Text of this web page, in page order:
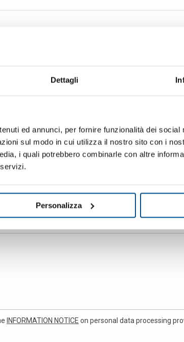
Dettagli
ed annunci, per fornire funzionalità dei social
sul modo in cui utilizza il nostro sito con i
i quali potrebbero combinarle con altre
Personalizza
姓
国家 / 地区
INFORMATION NOTICE on personal data processing